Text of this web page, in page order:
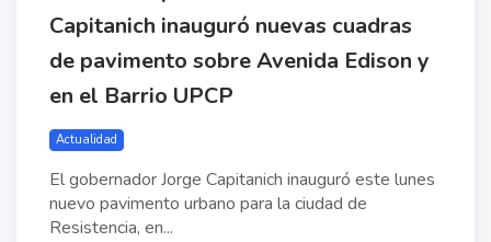
Capitanich inauguró nuevas cuadras
de pavimento sobre Avenida Edison y
en el Barrio UPCP
Actualidad
El gobernador Jorge Capitanich inauguró este lunes
nuevo pavimento urbano para la ciudad de
Resistencia, en...